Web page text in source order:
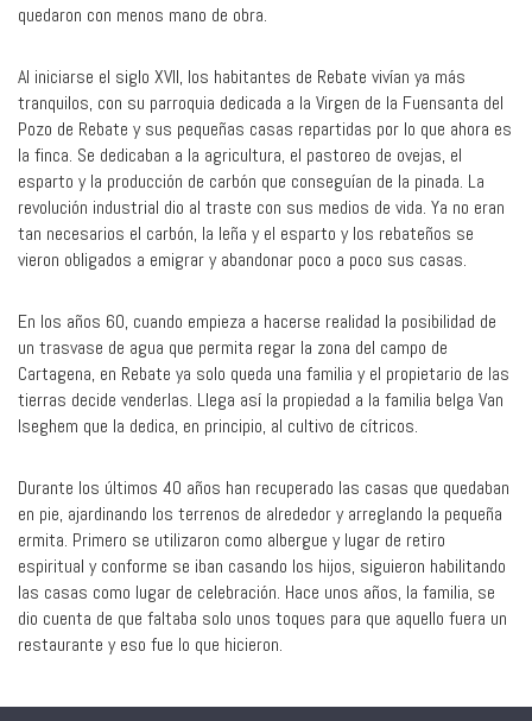
quedaron con menos mano de obra.
Al iniciarse el siglo XVII, los habitantes de Rebate vivían ya más
tranquilos, con su parroquia dedicada a la Virgen de la Fuensanta del
Pozo de Rebate y sus pequeñas casas repartidas por lo que ahora es
la finca. Se dedicaban a la agricultura, el pastoreo de ovejas, el
esparto y la producción de carbón que conseguían de la pinada. La
revolución industrial dio al traste con sus medios de vida. Ya no eran
tan necesarios el carbón, la leña y el esparto y los rebateños se
vieron obligados a emigrar y abandonar poco a poco sus casas.
En los años 60, cuando empieza a hacerse realidad la posibilidad de
un trasvase de agua que permita regar la zona del campo de
Cartagena, en Rebate ya solo queda una familia y el propietario de las
tierras decide venderlas. Llega así la propiedad a la familia belga Van
Iseghem que la dedica, en principio, al cultivo de cítricos.
Durante los últimos 40 años han recuperado las casas que quedaban
en pie, ajardinando los terrenos de alrededor y arreglando la pequeña
ermita. Primero se utilizaron como albergue y lugar de retiro
espiritual y conforme se iban casando los hijos, siguieron habilitando
las casas como lugar de celebración. Hace unos años, la familia, se
dio cuenta de que faltaba solo unos toques para que aquello fuera un
restaurante y eso fue lo que hicieron.